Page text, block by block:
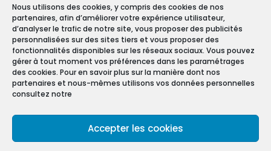
Nous utilisons des cookies, y compris des cookies de nos
partenaires, afin d’améliorer votre expérience utilisateur,
d’analyser le trafic de notre site, vous proposer des publicités
personnalisées sur des sites tiers et vous proposer des
fonctionnalités disponibles sur les réseaux sociaux. Vous pouvez
gérer à tout moment vos préférences dans les paramétrages
des cookies. Pour en savoir plus sur la manière dont nos
partenaires et nous-mêmes utilisons vos données personnelles
consultez notre
Accepter les cookies
Carrez, les diagnostics immobiliers sont devenus
obligatoires pour toute transaction immobilière.
En effet, que vous vendiez ou louiez une maison
ou un appartement, vous devez constituer un
Dossier de Diagnostic Technique (DDT).
Mentions légales
Conditions Générales de Vente